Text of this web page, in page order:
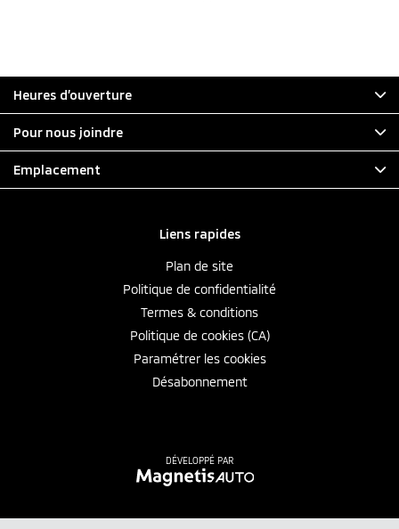
Liens rapides
Plan de site
Politique de confidentialité
Termes & conditions
Politique de cookies (CA)
Paramétrer les cookies
Désabonnement
Heures d’ouverture
Pour nous joindre
Emplacement
DÉVELOPPÉ PAR